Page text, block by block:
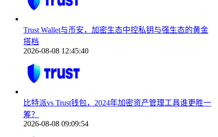
Trust Wallet与币安，加密生态中控私钥与强生态的黄金
搭档
2026-08-08 12:45:40
比特派vs Trust钱包，2024年加密资产管理工具谁更胜一
筹？
2026-08-08 09:09:54